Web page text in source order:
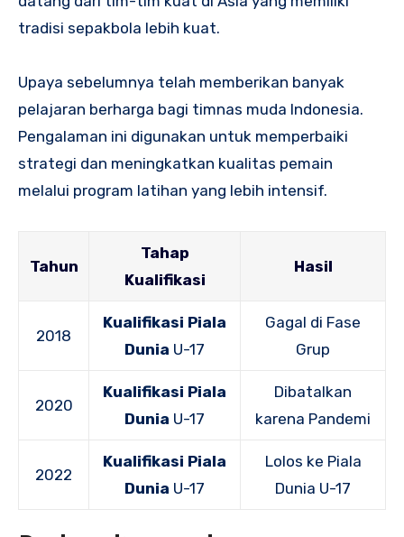
tradisi sepakbola lebih kuat.
Upaya sebelumnya telah memberikan banyak
pelajaran berharga bagi timnas muda Indonesia.
Pengalaman ini digunakan untuk memperbaiki
strategi dan meningkatkan kualitas pemain
melalui program latihan yang lebih intensif.
Tahun
Tahap
Kualifikasi
Hasil
2018
Kualifikasi Piala
Dunia U-17
Gagal di Fase
Grup
2020
Kualifikasi Piala
Dunia U-17
Dibatalkan
karena Pandemi
2022
Kualifikasi Piala
Dunia U-17
Lolos ke Piala
Dunia U-17